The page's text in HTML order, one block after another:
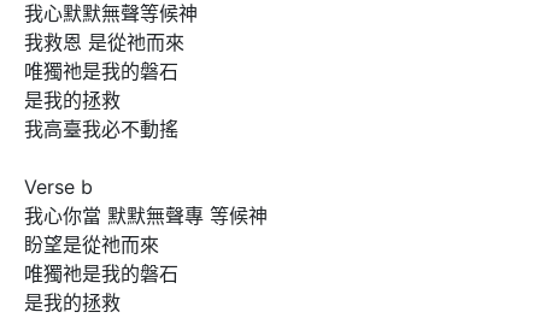
我心默默無聲等候神
我救恩 是從祂而來
唯獨祂是我的磐石
是我的拯救
我高臺我必不動搖
Verse b
我心你當 默默無聲專 等候神
盼望是從祂而來
唯獨祂是我的磐石
是我的拯救